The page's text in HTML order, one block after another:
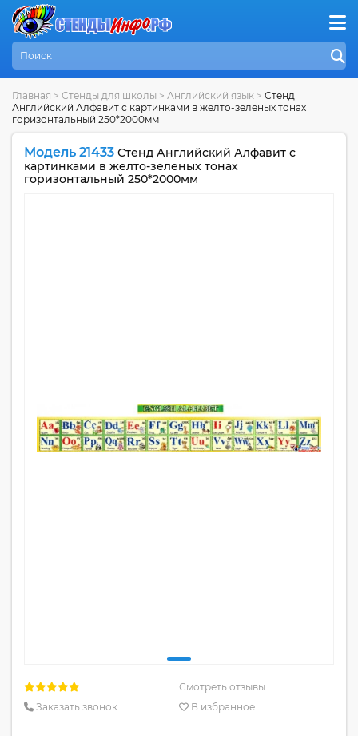
Главная > Стенды для школы > Английский язык > Стенд
Английский Алфавит с картинками в желто-зеленых тонах
горизонтальный 250*2000мм
Модель 21433 Стенд Английский Алфавит с
картинками в желто-зеленых тонах
горизонтальный 250*2000мм
Смотреть отзывы
Заказать звонок
В избранное